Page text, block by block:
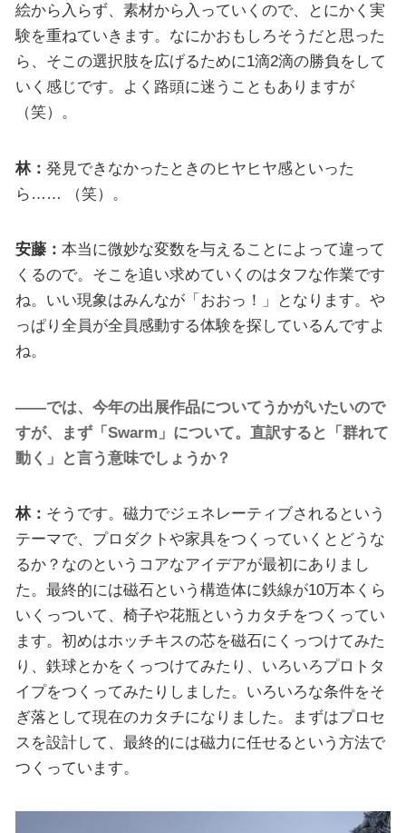
絵から入らず、素材から入っていくので、とにかく実
験を重ねていきます。なにかおもしろそうだと思った
ら、そこの選択肢を広げるために1滴2滴の勝負をして
いく感じです。よく路頭に迷うこともありますが
（笑）。
林： 発見できなかったときのヒヤヒヤ感といった
ら…… （笑）。
安藤： 本当に微妙な変数を与えることによって違って
くるので。そこを追い求めていくのはタフな作業です
ね。いい現象はみんなが「おおっ！」となります。や
っぱり全員が全員感動する体験を探しているんですよ
ね。
――では、今年の出展作品についてうかがいたいので
すが、まず「Swarm」について。直訳すると「群れて
動く」と言う意味でしょうか？
林： そうです。磁力でジェネレーティブされるという
テーマで、プロダクトや家具をつくっていくとどうな
るか？なのというコアなアイデアが最初にありまし
た。最終的には磁石という構造体に鉄線が10万本くら
いくっついて、椅子や花瓶というカタチをつくってい
ます。初めはホッチキスの芯を磁石にくっつけてみた
り、鉄球とかをくっつけてみたり、いろいろプロトタ
イプをつくってみたりしました。いろいろな条件をそ
ぎ落として現在のカタチになりました。まずはプロセ
スを設計して、最終的には磁力に任せるという方法で
つくっています。